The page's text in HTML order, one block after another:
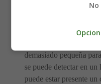
amarillo pálido o rojo
demasiado pequeña
se puede detectar en
puede estar presente